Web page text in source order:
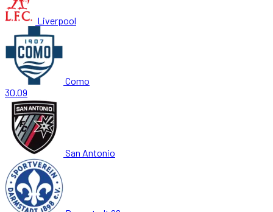
Liverpool
Como
30.09
San Antonio